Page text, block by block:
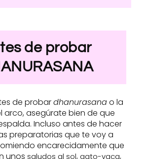
de probar
de probardhanurasanao la
arco, asegúrate bien de que
Incluso antes de hacer
preparatorias que te voy a
encarecidamente que
unos saludos al sol, gato-vaca,